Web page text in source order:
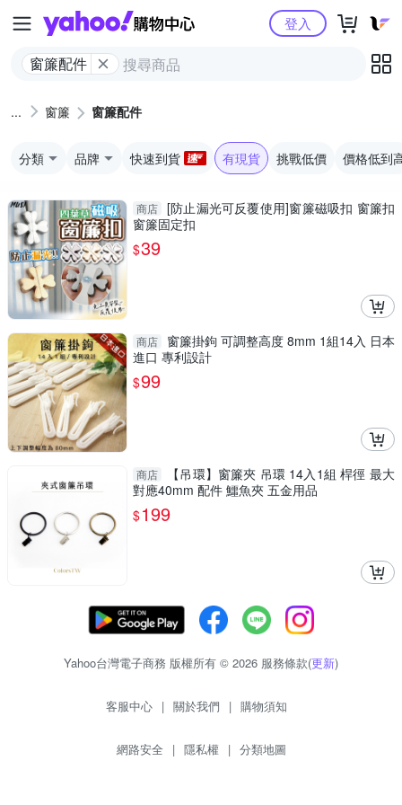
Yahoo購物中心
窗簾配件
登入
窗簾 窗簾配件
分類 品牌 快速到貨 有現貨 挑戰低價 價格低到
商店 [防止漏光可反覆使用]窗簾磁吸扣 窗簾扣
窗簾固定扣
$39
商店
窗簾掛鉤 可調整高度 8mm 1組14入 日本
進口 專利設計
$99
商店
【吊環】窗簾夾 吊環 14入1組 桿徑 最大
對應40mm 配件 鱷魚夾 五金用品
$199
Yahoo台灣電子商務 版權所有 © 2026 服務條款(更新)
客服中心 | 關於我們 | 購物須知
網路安全 | 隱私權 | 分類地圖